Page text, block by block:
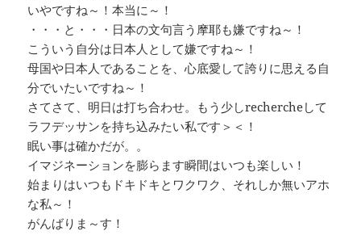
いやですね～！本当に～！
・・・と・・・日本の文句言う摩耶も嫌ですね～！
こういう自分は日本人として嫌ですね～！
母国や日本人であることを、心底愛して誇りに思える自
分でいたいですね～！
さてさて、明日は打ち合わせ。もう少しrechercheして
ラフデッサンを持ち込みたい私です＞＜！
眠い事は確かだが。。
イマジネーションを膨らます瞬間はいつも楽しい！
始まりはいつもドキドキとワクワク、それしか無いアホ
な私～！
がんばりま～す！